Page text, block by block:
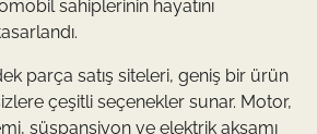
sahiplerinin hayatını
parça satış siteleri, geniş bir ürün
çeşitli seçenekler sunar. Motor,
süspansiyon ve elektrik aksamı